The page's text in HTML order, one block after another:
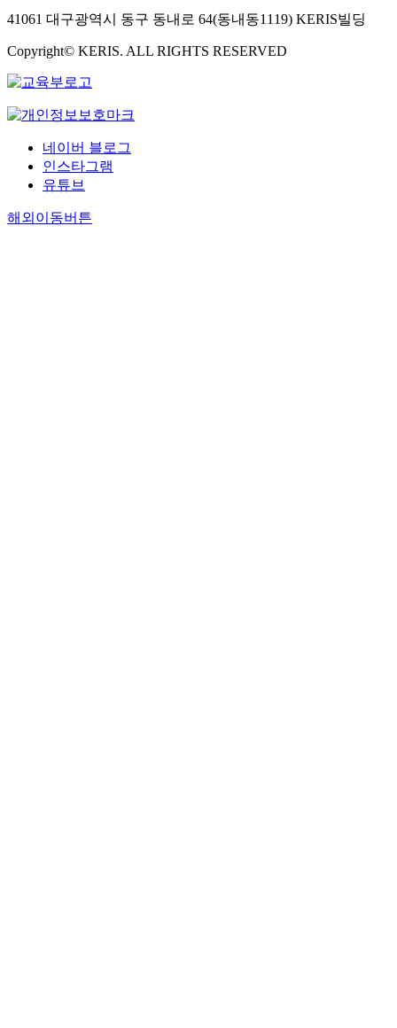
41061 대구광역시 동구 동내로 64(동내동1119) KERIS빌딩
Copyright© KERIS. ALL RIGHTS RESERVED
네이버 블로그
인스타그램
유튜브
해외이동버튼